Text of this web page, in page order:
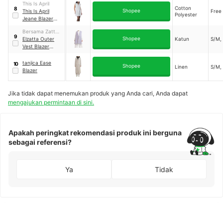
8
This Is April
This Is April
Jeane Blazer
Shopee
Cotton
Polyester
Free
9
Bersama Zatta
Jaya
Elzatta Outer
Vest Blazer
Shopee Katun S/M,
10
tanjica Ease
Blazer
Shopee Linen S/M,
Jika tidak dapat menemukan produk yang Anda cari, Anda dapat
mengajukan permintaan di sini.
Apakah peringkat rekomendasi produk ini berguna
sebagai referensi?
Ya Tidak